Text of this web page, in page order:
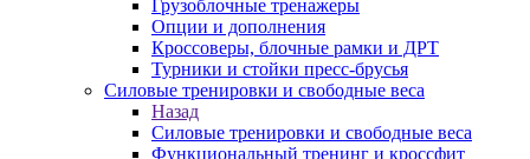
Грузоблочные тренажеры
Опции и дополнения
Кроссоверы, блочные рамки и ДРТ
Турники и стойки пресс-брусья
Силовые тренировки и свободные веса
Назад
Силовые тренировки и свободные веса
Функциональный тренинг и кроссфит